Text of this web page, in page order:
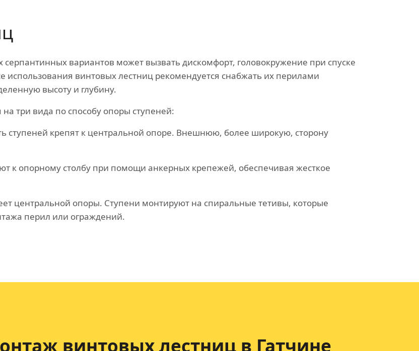
вариантов может вызвать дискомфорт, головокружение при спуске
винтовых лестниц рекомендуется снабжать их перилами
высоту и глубину.
три вида по способу опоры ступеней:
ступеней крепят к центральной опоре. Внешнюю, более широкую, сторону
к опорному столбу при помощи анкерных крепежей, обеспечивая жесткое
центральной опоры. Ступени монтируют на спиральные тетивы, которые
перил или ограждений.
винтовых лестниц в Гатчине